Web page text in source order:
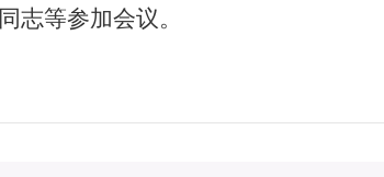
志等参加会议。